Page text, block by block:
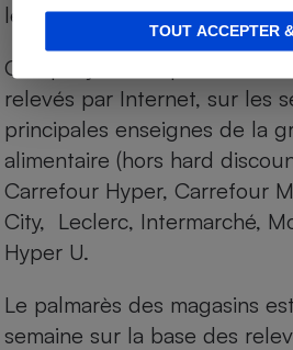
TOUT ACCEPTER
leurs équivalents chez leurs
Chaque jour, les prix de tous
relevés par Internet, sur les
principales enseignes de la
alimentaire (hors hard
Carrefour Hyper, Carrefour
City, Leclerc, Intermarché,
Hyper U.
Le palmarès des magasins
semaine sur la base des